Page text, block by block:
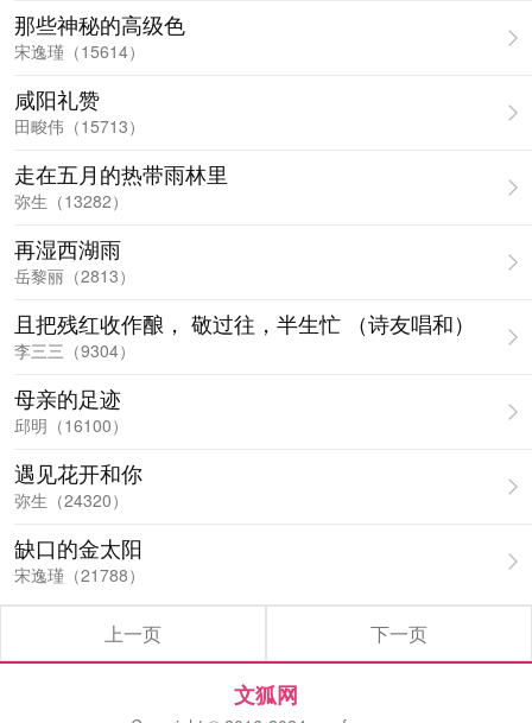
那些神秘的高级色
宋逸瑾（15614）
咸阳礼赞
田畯伟（15713）
走在五月的热带雨林里
弥生（13282）
再湿西湖雨
岳黎丽（2813）
且把残红收作酿， 敬过往，半生忙 （诗友唱和）
李三三（9304）
母亲的足迹
邱明（16100）
遇见花开和你
弥生（24320）
缺口的金太阳
宋逸瑾（21788）
上一页 下一页
文狐网